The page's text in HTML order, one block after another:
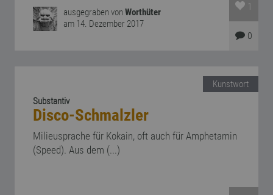
ausgegraben vonWorthüter
am 14. Dezember 2017
1
0
Kunstwort
Substantiv
Disco-Schmalzler
Milieusprache für Kokain, oft auch für Amphetamin
(Speed). Aus dem (...)